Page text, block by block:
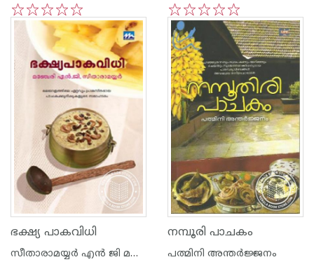
5
4
3
2
1 5
4
3
2
1
ഭക്ഷ്യ പാകവിധി
സീതാരാമയ്യര്‍ എന്‍ ജി മഞ്ചേരി
നമ്പൂരി പാചകം
പത്മിനി അന്തര്‍ജ്ജനം